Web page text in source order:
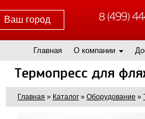
Ваш город 8 (499)
Главная О компании
Термопресс для
Главная » Каталог » Оборудование »